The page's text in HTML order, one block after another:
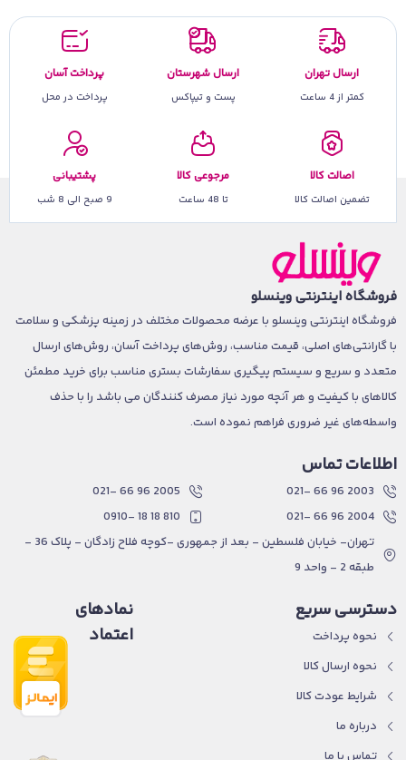
ارسال تهران
کمتر از 4 ساعت
ارسال شهرستان
پست و تیپاکس
پرداخت آسان
پرداخت در محل
اصالت کالا
تضمین اصالت کالا
مرجوعی کالا
تا 48 ساعت
پشتیبانی
9 صبح الی 8 شب
فروشگاه اینترنتی وینسلو
فروشگاه اینترنتی وینسلو با عرضه محصولات مختلف در زمینه پزشکی و سلامت
با گارانتی‌های اصلی، قیمت مناسب، روش‌های پرداخت آسان، روش‌های ارسال
متعدد و سریع و سیستم پیگیری سفارشات بستری مناسب برای خرید مطمئن
کالاهای با کیفیت و هر آنچه مورد نیاز مصرف کنندگان می باشد را با حذف
واسطه‌های غیر ضروری فراهم نموده است.
اطلاعات تماس
2003 96 66 -021
2004 96 66 -021
2005 96 66 -021
810 18 18 -0910
تهران- خیابان فلسطین - بعد از جمهوری -کوچه فلاح زادگان - پلاک 36 -
طبقه 2 - واحد 9
دسترسی سریع
نحوه پرداخت
نحوه ارسال کالا
شرایط عودت کالا
درباره ما
نمادهای
اعتماد